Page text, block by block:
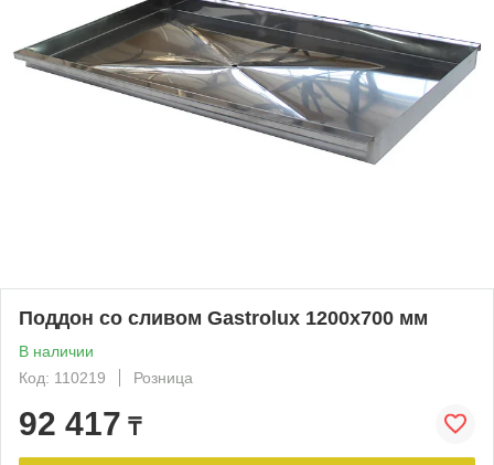
Поддон со сливом Gastrolux 1200х700 мм
В наличии
Код: 110219
Розница
92 417 ₸